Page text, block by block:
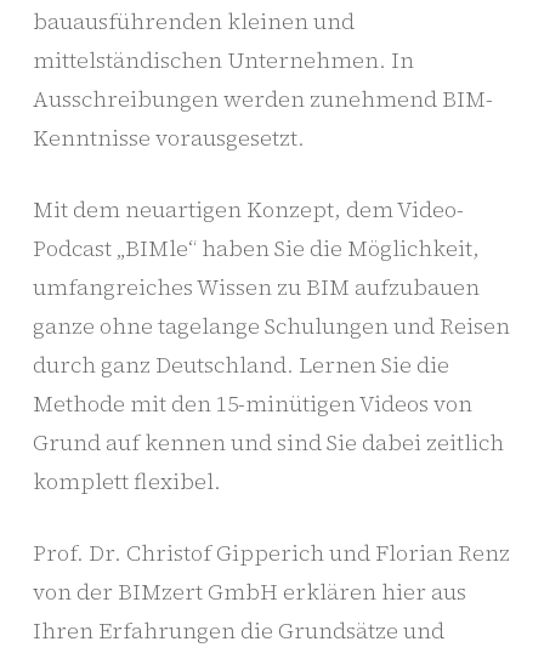
bauausführenden kleinen und
mittelständischen Unternehmen. In
Ausschreibungen werden zunehmend BIM-
Kenntnisse vorausgesetzt.
Mit dem neuartigen Konzept, dem Video-
Podcast „BIMle“ haben Sie die Möglichkeit,
umfangreiches Wissen zu BIM aufzubauen
ganze ohne tagelange Schulungen und Reisen
durch ganz Deutschland. Lernen Sie die
Methode mit den 15-minütigen Videos von
Grund auf kennen und sind Sie dabei zeitlich
komplett flexibel.
Prof. Dr. Christof Gipperich und Florian Renz
von der BIMzert GmbH erklären hier aus
Ihren Erfahrungen die Grundsätze und